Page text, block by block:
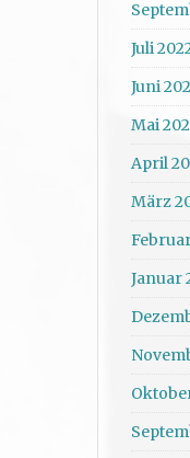
Juli
Juni
Mai
April
März
Januar